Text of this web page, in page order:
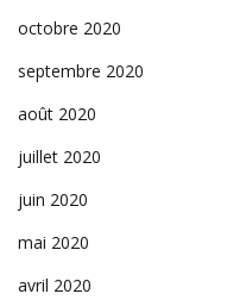
octobre 2020
septembre 2020
août 2020
juillet 2020
juin 2020
mai 2020
avril 2020